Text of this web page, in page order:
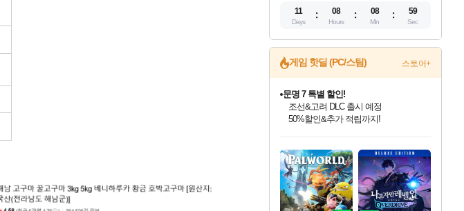
11
Days
08
Hours
08
Min
58
Sec
게임 핫딜 (PC/스팀) 스토어+
최대 90% 할인가를 만나보세요!
네이버혜택과 함께 만나보세요!
문명 7 특별 할인!
조선&고려 DLC 출시 예정
50%할인&추가 적립까지!
네이버 포인트 혜택까지!
이니&베니 혜택까지!
네이버 혜택가와 함께 예약하세요!
할인&네이버혜택으로 만나보세요!
네이버페이 혜택과 만나보세요!
40주년 프로모션으로 만나보세요!
할인가에 만나보세요!
일부 에디션 상시 할인!
혜택으로 예약 판매 중
편안하게 충전하세요